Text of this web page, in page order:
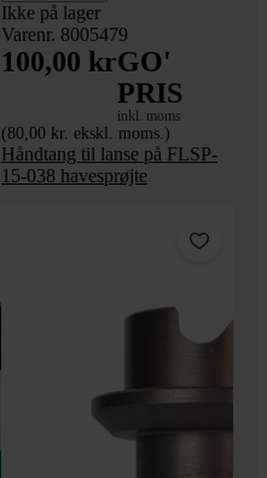
Ikke på lager
Varenr. 8005479
100,00 krGO'
PRIS
inkl. moms
(80,00 kr. ekskl. moms.)
Håndtang til lanse på FLSP-
15-038 havesprøjte